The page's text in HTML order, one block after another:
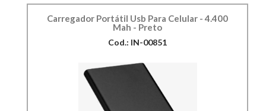
Carregador Portátil Usb Para Celular - 4.400
Mah - Preto
Cod.: IN-00851